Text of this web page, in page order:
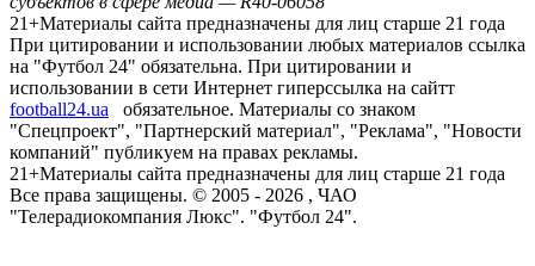
21+Материалы сайта предназначены для лиц старше 21 года
При цитировании и использовании любых материалов ссылка
на "Футбол 24" обязательна. При цитировании и
использовании в сети Интернет гиперссылка на сайтт
football24.ua
обязательное. Материалы со знаком
"Спецпроект", "Партнерский материал", "Реклама", "Новости
компаний" публикуем на правах рекламы.
21+Материалы сайта предназначены для лиц старше 21 года
Все права защищены. © 2005 - 2026 , ЧАО
"Телерадиокомпания Люкс". "Футбол 24".